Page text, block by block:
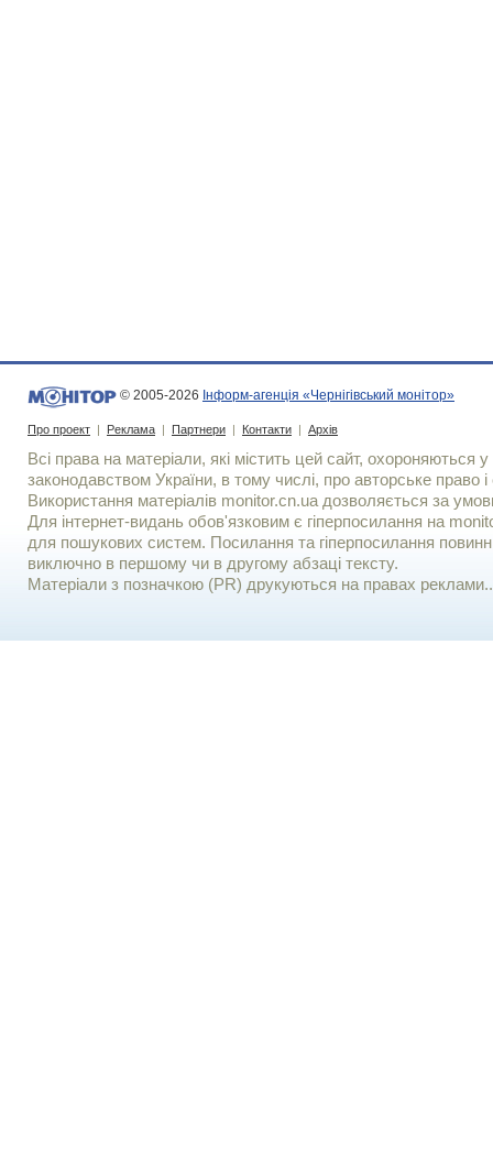
© 2005-2026 Інформ-агенція «Чернігівський монітор»
Про проект | Реклама | Партнери | Контакти | Архів
Всі права на матеріали, які містить цей сайт, охороняються у
законодавством України, в тому числі, про авторське право і
Використання матерiалiв monitor.cn.ua дозволяється за
Для iнтернет-видань обов'язковим є гiперпосилання на
для пошукових систем. Посилання та гіперпосилання
виключно в першому чи в другому абзаці тексту.
Матеріали з позначкою (PR) друкуються на правах реклами..